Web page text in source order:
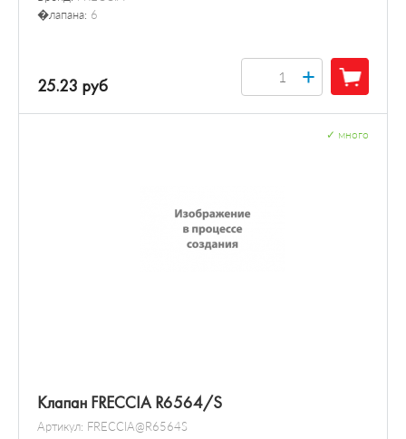
�лапана: 6
25.23 руб +
Клапан FRECCIA R6564/S
Артикул: FRECCIA@R6564S
много